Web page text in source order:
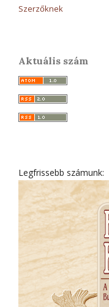
Szerzőknek
Aktuális szám
Legfrissebb számunk: